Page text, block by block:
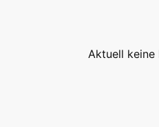
Aktuell keine